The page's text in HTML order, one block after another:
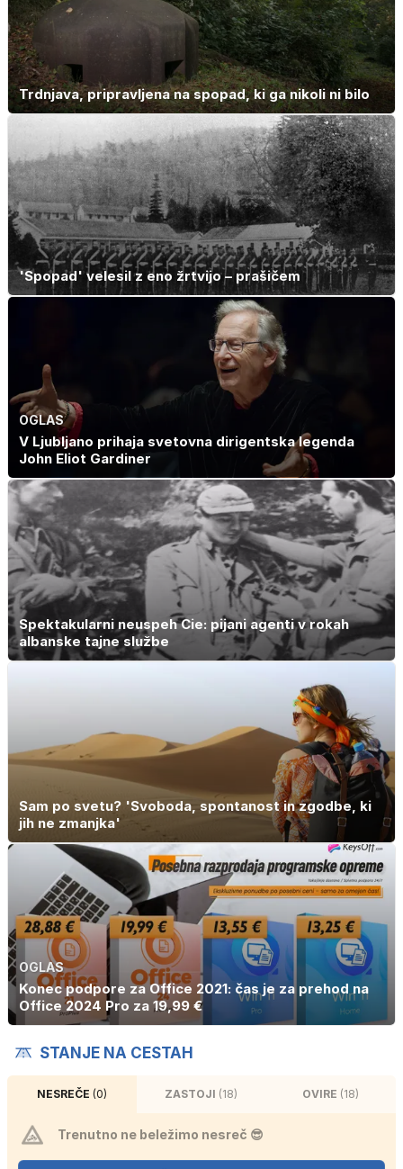
Trdnjava, pripravljena na spopad, ki ga nikoli ni bilo
'Spopad' velesil z eno žrtvijo – prašičem
OGLAS
V Ljubljano prihaja svetovna dirigentska legenda
John Eliot Gardiner
Spektakularni neuspeh Cie: pijani agenti v rokah
albanske tajne službe
Sam po svetu? 'Svoboda, spontanost in zgodbe, ki
jih ne zmanjka'
OGLAS
Konec podpore za Office 2021: čas je za prehod na
Office 2024 Pro za 19,99 €
STANJE NA CESTAH
NESREČE (0) ZASTOJI (18) OVIRE (18)
Trenutno ne beležimo nesreč 😎